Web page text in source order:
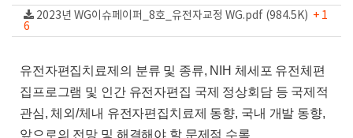
2023년 WG이슈페이퍼_8호_유전자교정 WG.pdf (984.5K) + 1
6
유전자편집치료제의 분류 및 종류, NIH 체세포 유전체편
집프로그램 및 인간 유전자편집 국제 정상회담 등 국제적
관심, 체외/체내 유전자편집치료제 동향, 국내 개발 동향,
앞으로의 전망 및 해결해야 할 문제점 수록